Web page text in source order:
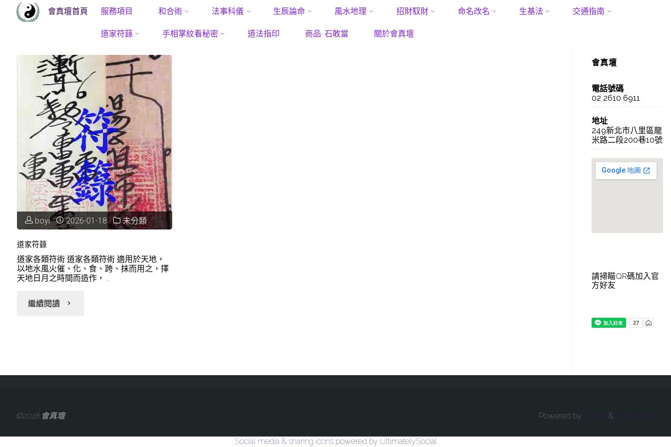
會真壇首頁 Skip
content
服務項目 和合術 法事科儀 生辰論命 風水地理 招財馭財 命名改名 生基法 交通指南
道家符籙 手相掌紋看秘密 道法指印 商品-石敢當 關於會真壇
Home Posts tagged "奪愛符"
boyi 2026-01-18 未分類
道家符籙
道家各類符術 道家各類符術 適用於天地，
以地水風火催、化、食、跨、抹而用之，擇
天地日月之時間而造作， …
繼續閱讀 "道
籙"
會真壇
電話號碼
02 2610 6911
地址
249新北市八里區龍
米路二段200巷10號
請掃瞄QR碼加入官
方好友
©2018 會真壇 Powered by Anima & WordPress.
Social media & sharing icons powered by UltimatelySocial